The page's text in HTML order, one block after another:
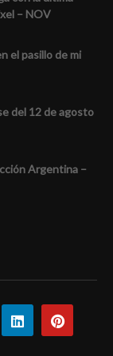
– NOV
el pasillo de mi
del 12 de agosto
Argentina –